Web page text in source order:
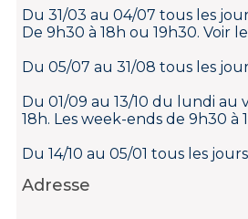
Du 31/03 au 04/07 tous les
De 9h30 à 18h ou 19h30. Voir
Du 05/07 au 31/08 tous les
Du 01/09 au 13/10 du lundi au
18h. Les week-ends de 9h30 à
Du 14/10 au 05/01 tous les
Adresse